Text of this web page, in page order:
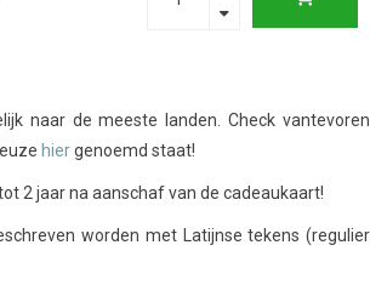
naar de meeste landen. Check vantevoren
hiergenoemd staat!
2 jaar na aanschaf van de cadeaukaart!
worden met Latijnse tekens (regulier